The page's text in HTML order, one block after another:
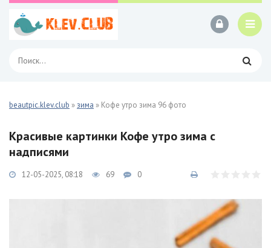
beautpic.klev.club »зима » Кофе утро зима 96 фото
Красивые картинки Кофе утро зима с
надписями
12-05-2025, 08:18 69 0